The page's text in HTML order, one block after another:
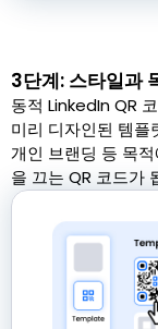
3단계: 스타일과
동적 LinkedIn QR
미리 디자인된 템플
개인 브랜딩 등 목
을 끄는 QR 코드가